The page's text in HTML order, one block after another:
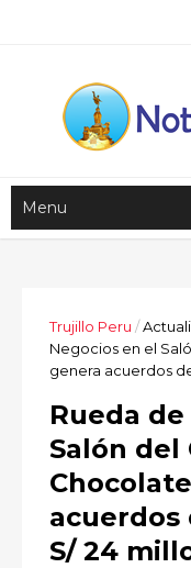
Trujillo Peru /
Negocios en el
genera acuerdos
Rueda
Salón del
acuerdos
S/ 24